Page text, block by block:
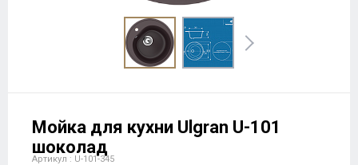
Мойка для кухни Ulgran U-101
шоколад
Артикул : U-101-345